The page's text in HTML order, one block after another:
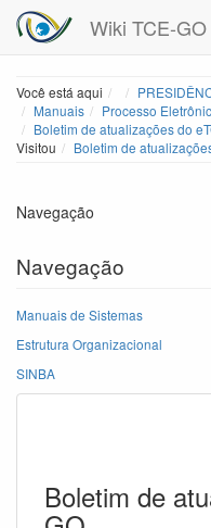
Wiki TCE-GO
Você está aqui Home
Manuais
Processo
Boletim de atualizações do
Visitou
Boletim de
Navegação
Navegação
Manuais de Sistemas
Estrutura Organizacional
SINBA
Boletim de